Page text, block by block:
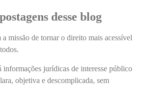
desse blog
a missão de tornar o direito mais acessível
jurídicas de interesse público
objetiva e descomplicada, sem